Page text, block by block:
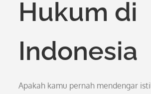
Hukum di
Indonesia
Apakah kamu pernah mendengar